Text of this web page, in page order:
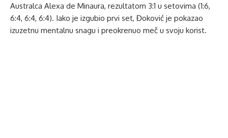
Australca Alexa de Minaura, rezultatom 3:1 u setovima (1:6,
6:4, 6:4, 6:4). Iako je izgubio prvi set, Đoković je pokazao
izuzetnu mentalnu snagu i preokrenuo meč u svoju korist.